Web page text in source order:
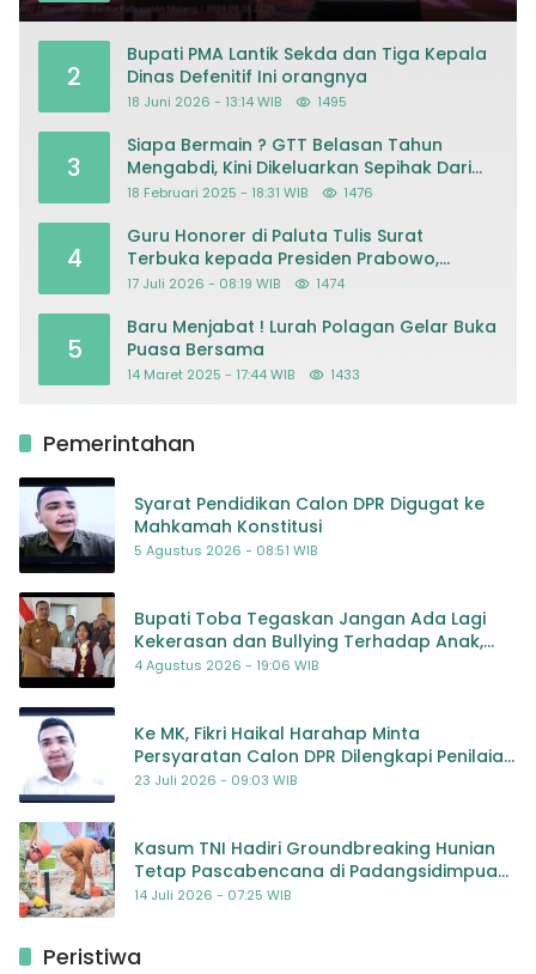
2
Bupati PMA Lantik Sekda dan Tiga Kepala
Dinas Defenitif Ini orangnya
18 Juni 2026 - 13:14 WIB 1495
3
Siapa Bermain ? GTT Belasan Tahun
Mengabdi, Kini Dikeluarkan Sepihak Dari
Dapodik
18 Februari 2025 - 18:31 WIB 1476
4
Guru Honorer di Paluta Tulis Surat
Terbuka kepada Presiden Prabowo,
Mohon Keadilan atas Dugaan
17 Juli 2026 - 08:19 WIB 1474
5
Baru Menjabat ! Lurah Polagan Gelar Buka
Puasa Bersama
14 Maret 2025 - 17:44 WIB 1433
Pemerintahan
Syarat Pendidikan Calon DPR Digugat ke
Mahkamah Konstitusi
5 Agustus 2026 - 08:51 WIB
Bupati Toba Tegaskan Jangan Ada Lagi
Kekerasan dan Bullying Terhadap Anak,
Dorong Kolaborasi Seluruh Pihak
4 Agustus 2026 - 19:06 WIB
Ke MK, Fikri Haikal Harahap Minta
Persyaratan Calon DPR Dilengkapi Penilaian
Kompetensi
23 Juli 2026 - 09:03 WIB
Kasum TNI Hadiri Groundbreaking Hunian
Tetap Pascabencana di Padangsidimpuan,
Harapan Baru bagi Penyintas
14 Juli 2026 - 07:25 WIB
Peristiwa